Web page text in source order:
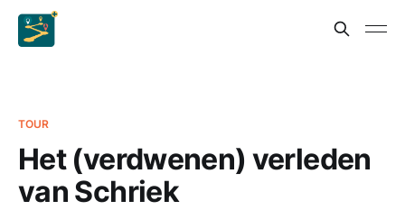
TOUR
Het (verdwenen) verleden
van Schriek